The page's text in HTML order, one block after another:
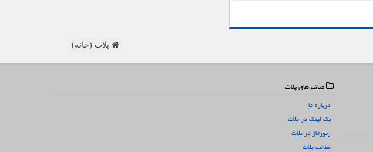
پلات (خانه)
میانبرهای پلات
درباره ما
بک لینک در پلات
رپورتاژ در پلات
مطالب پلات